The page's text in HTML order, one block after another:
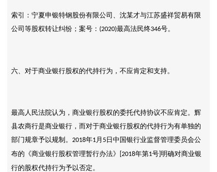
索引：宁夏申银特钢股份有限公司、沈某才与江苏盛祥贸易有限
公司等股权转让纠纷；案号： (2020)最高法民终346号。
六、对于商业银行股权的代持行为，不应肯定和支持。
最高人民法院认为，商业银行股权的委托代持协议不应肯定。辉
县农商行是商业银行，而对于商业银行股权的代持行为有单独的
部门规章予以规制。 2018年1 月 5日中国银行业监督管理委员会公
布的《商业银行股权管理暂行办法》
[2018年第1号 明确对商业银
行的股权代持行为予以否定。